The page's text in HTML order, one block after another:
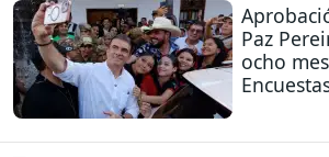
Paz
ocho